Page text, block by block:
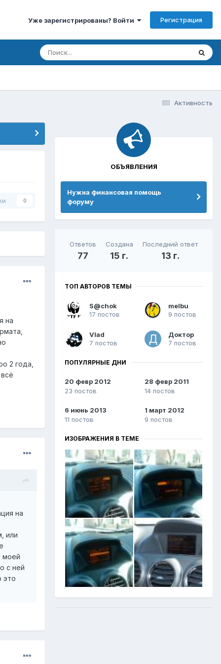
Уже зарегистрированы? Войти Регистрация
Активность
0
на
2 года,
на
или
моей
с ней
это
ОБЪЯВЛЕНИЯ
Нужна финансовая помощь
форуму
Ответов
77
Создана
15 г.
Последний ответ
13 г.
ТОП АВТОРОВ ТЕМЫ
S@chok
17 постов
melbu
9 постов
Vlad
7 постов
Доктор
7 постов
ПОПУЛЯРНЫЕ ДНИ
20 февр 2012
23 постов
28 февр 2011
14 постов
6 июнь 2013
11 постов
1 март 2012
9 постов
ИЗОБРАЖЕНИЯ В ТЕМЕ